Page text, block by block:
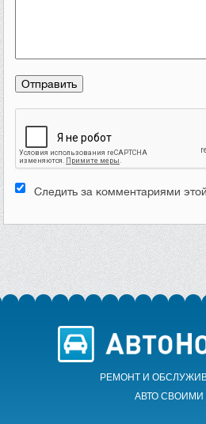
Следить за комментариями
РЕМОНТ И
АВТО CВОИМИ